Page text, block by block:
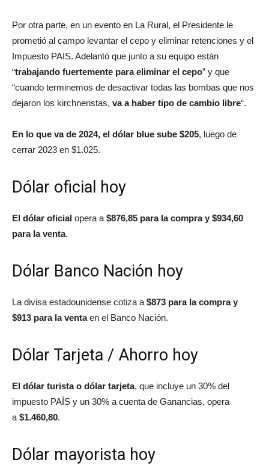
Por otra parte, en un evento en La Rural, el Presidente le
prometió al campo levantar el cepo y eliminar retenciones y el
Impuesto PAIS. Adelantó que junto a su equipo están
“trabajando fuertemente para eliminar el cepo” y que
“cuando terminemos de desactivar todas las bombas que nos
dejaron los kirchneristas, va a haber tipo de cambio libre“.
En lo que va de 2024, el dólar blue sube $205, luego de
cerrar 2023 en $1.025.
Dólar oficial hoy
El dólar oficial opera a $876,85 para la compra y $934,60
para la venta.
Dólar Banco Nación hoy
La divisa estadounidense cotiza a $873 para la compra y
$913 para la ventaen el Banco Nación.
Dólar Tarjeta / Ahorro hoy
El dólar turista o dólar tarjeta, que incluye un 30% del
impuesto PAÍS y un 30% a cuenta de Ganancias, opera
a $1.460,80.
Dólar mayorista hoy